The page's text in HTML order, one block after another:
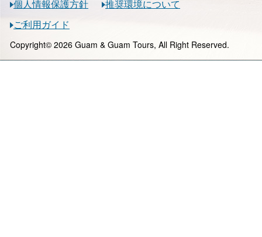
個人情報保護方針
推奨環境について
ご利用ガイド
Copyright© 2026 Guam & Guam Tours, All Right Reserved.